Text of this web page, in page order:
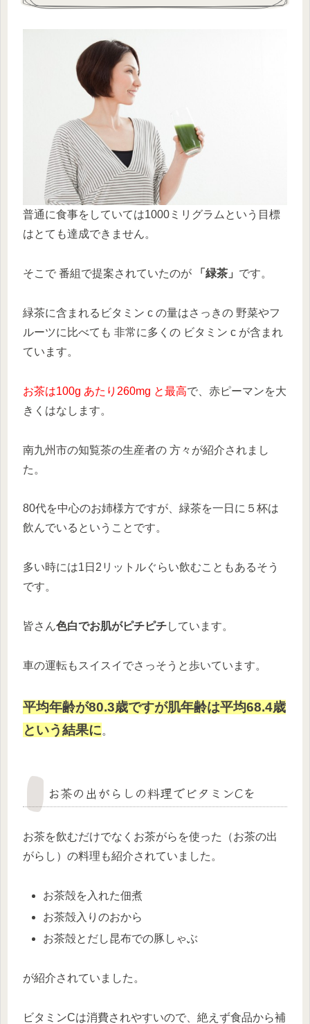
普通に食事をしていては1000ミリグラムという目標
はとても達成できません。
そこで 番組で提案されていたのが 「緑茶」 です。
緑茶に含まれるビタミン c の量はさっきの 野菜やフ
ルーツに比べても 非常に多くの ビタミン c が含まれ
ています。
お茶は100g あたり260mg と最高で、赤ピーマンを大
きくはなします。
南九州市の知覧茶の生産者の 方々が紹介されまし
た。
80代を中心のお姉様方ですが、緑茶を一日に５杯は
飲んでいるということです。
多い時には1日2リットルぐらい飲むこともあるそう
です。
皆さん色白でお肌がピチピチしています。
車の運転もスイスイでさっそうと歩いています。
平均年齢が80.3歳ですが肌年齢は平均68.4歳
という結果に。
お茶の出がらしの料理でビタミンCを
お茶を飲むだけでなくお茶がらを使った（お茶の出
がらし）の料理も紹介されていました。
お茶殻を入れた佃煮
お茶殻入りのおから
お茶殻とだし昆布での豚しゃぶ
が紹介されていました。
ビタミンCは消費されやすいので、絶えず食品から補